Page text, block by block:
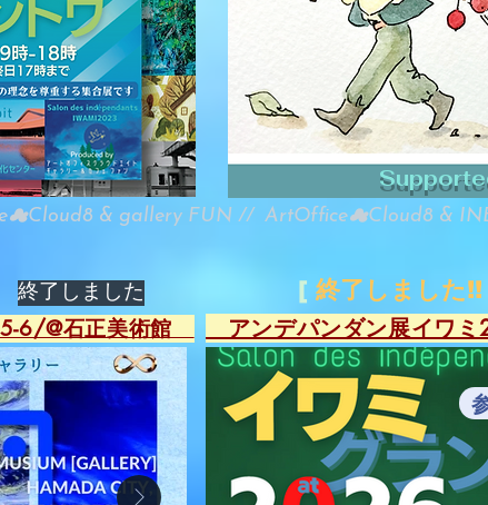
& gallery FUN // ArtOffice☁︎Cloud8 &
​終了しました [ 終了しました!!
6/@石正美術館 アンデパンダン展イワ